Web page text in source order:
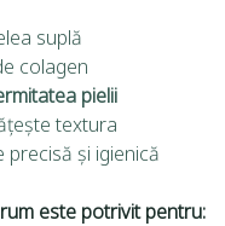
suplă
colagen
pielii
textura
și igienică
este potrivit pentru: